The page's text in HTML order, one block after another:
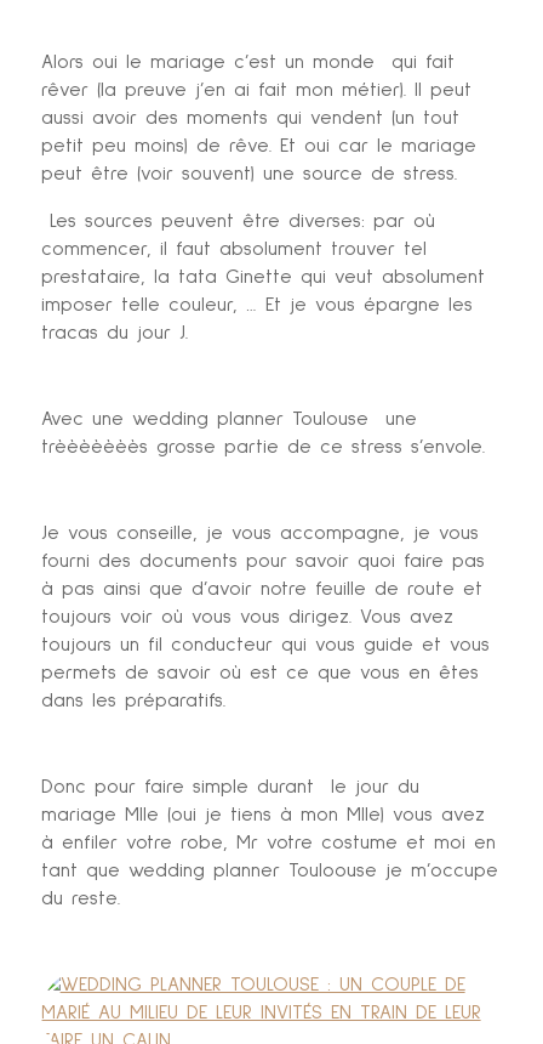
Alors oui le mariage c’est un monde qui fait
rêver (la preuve j’en ai fait mon métier). Il peut
aussi avoir des moments qui vendent (un tout
petit peu moins) de rêve. Et oui car le mariage
peut être (voir souvent) une source de stress.
Les sources peuvent être diverses: par où
commencer, il faut absolument trouver tel
prestataire, la tata Ginette qui veut absolument
imposer telle couleur, … Et je vous épargne les
tracas du jour J.
Avec une wedding planner Toulouse une
trèèèèèèès grosse partie de ce stress s’envole.
Je vous conseille, je vous accompagne, je vous
fourni des documents pour savoir quoi faire pas
à pas ainsi que d’avoir notre feuille de route et
toujours voir où vous vous dirigez. Vous avez
toujours un fil conducteur qui vous guide et vous
permets de savoir où est ce que vous en êtes
dans les préparatifs.
Donc pour faire simple durant le jour du
mariage Mlle (oui je tiens à mon Mlle) vous avez
à enfiler votre robe, Mr votre costume et moi en
tant que wedding planner Touloouse je m’occupe
du reste.